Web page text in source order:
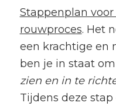
Stappenplan
rouwproces. Het
een krachtige en
ben je in staat om
zien en in te
Tijdens deze